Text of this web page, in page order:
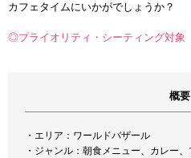
カフェタイムにいかがでしょうか？
◎プライオリティ・シーティング対象
概要
・エリア：ワールドバザール
・ジャンル：朝食メニュー、カレー